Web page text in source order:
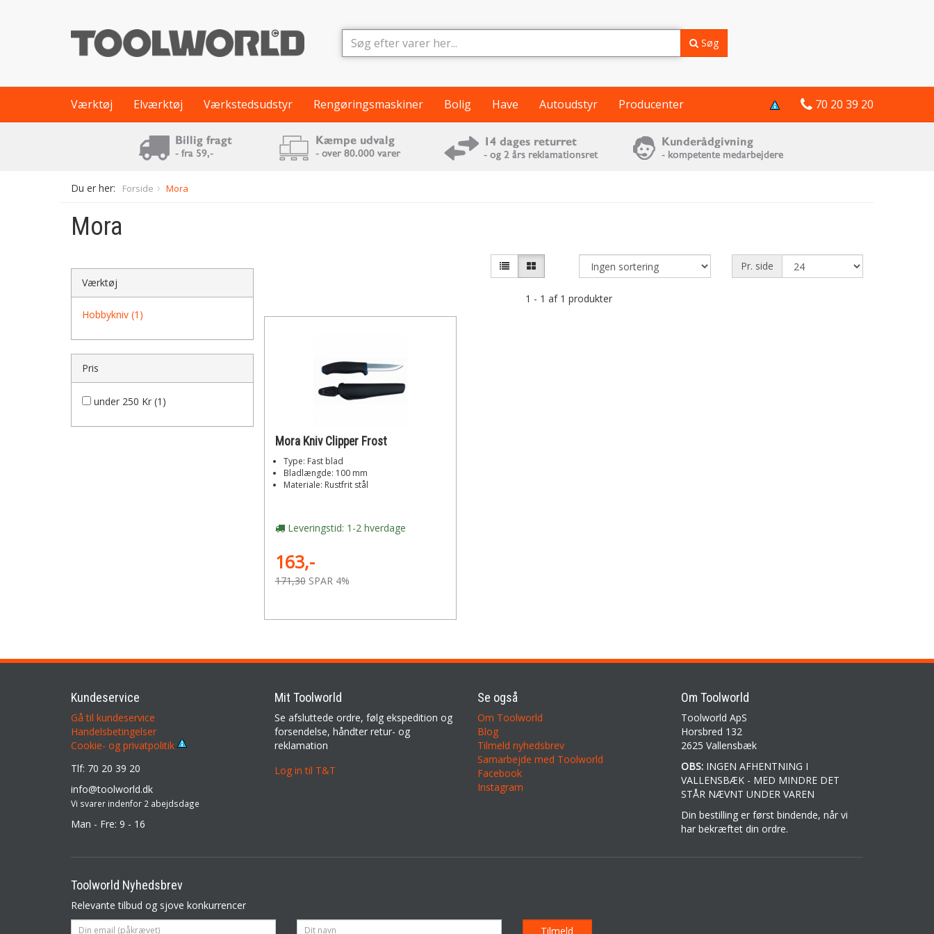
Søg
Værktøj Elværktøj Værkstedsudstyr Rengøringsmaskiner Bolig Have Autoudstyr Producenter 70 20 39 20
Du er her: Forside Mora
Mora
Værktøj
Hobbykniv (1)
Pris
under 250 Kr (1)
Pr. side
1 - 1 af 1 produkter
Mora Kniv Clipper Frost
Type: Fast blad
Bladlængde: 100 mm
Materiale: Rustfrit stål
Leveringstid: 1-2 hverdage
163,-
171,30 SPAR 4%
Kundeservice
Gå til kundeservice
Handelsbetingelser
Cookie- og privatpolitik
Tlf: 70 20 39 20
info@toolworld.dk
Vi svarer indenfor 2 abejdsdage
Man - Fre: 9 - 16
Mit Toolworld
Se afsluttede ordre, følg ekspedition og
forsendelse, håndter retur- og
reklamation
Log in til T&T
Se også
Om Toolworld
Blog
Tilmeld nyhedsbrev
Samarbejde med Toolworld
Facebook
Instagram
Om Toolworld
Toolworld ApS
Horsbred 132
2625 Vallensbæk
OBS:INGEN AFHENTNING I
VALLENSBÆK - MED MINDRE DET
STÅR NÆVNT UNDER VAREN
Din bestilling er først bindende, når vi
har bekræftet din ordre.
Toolworld Nyhedsbrev
Relevante tilbud og sjove konkurrencer